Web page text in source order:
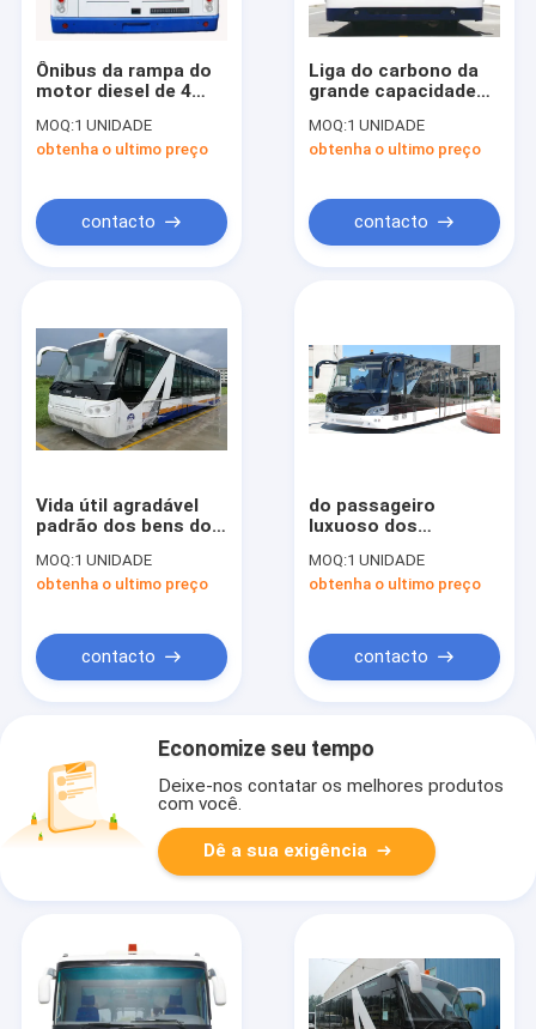
Ônibus da rampa do
motor diesel de 4
transferes do
aeroporto do luxo do
MOQ:1 UNIDADE
obtenha o ultimo preço
contacto
Liga do carbono da
grande capacidade
aeroporto Aero da
cidade do ônibus da
MOQ:1 UNIDADE
obtenha o ultimo preço
contacto
Vida útil agradável
padrão dos bens do
aeroporto da cidade
do IATA do de alta
MOQ:1 UNIDADE
obtenha o ultimo preço
contacto
do passageiro
luxuoso dos
aeroporto 110 da
largura do
MOQ:1 UNIDADE
obtenha o ultimo preço
contacto
Economize seu tempo
Deixe-nos contatar os melhores produtos
com você.
Dê a sua exigência